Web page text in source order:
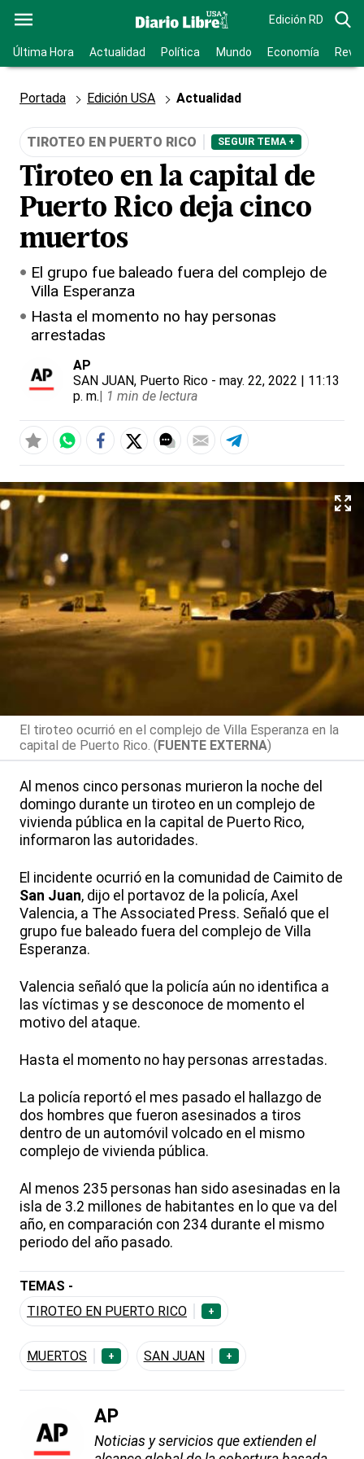
Edición RD
Última Hora Actualidad Política Mundo Economía
Portada Edición USA Actualidad
TIROTEO EN PUERTO RICO SEGUIR TEMA +
Tiroteo en la capital de
Puerto Rico deja cinco
muertos
El grupo fue baleado fuera del complejo de
Villa Esperanza
Hasta el momento no hay personas
arrestadas
AP
SAN JUAN, Puerto Rico - may. 22, 2022 | 11:13
p. m.| 1 min de lectura
El tiroteo ocurrió en el complejo de Villa Esperanza en la
capital de Puerto Rico. (FUENTE EXTERNA)
Al menos cinco personas murieron la noche del
domingo durante un tiroteo en un complejo de
vivienda pública en la capital de Puerto Rico,
informaron las autoridades.
El incidente ocurrió en la comunidad de Caimito de
San Juan, dijo el portavoz de la policía, Axel
Valencia, a The Associated Press. Señaló que el
grupo fue baleado fuera del complejo de Villa
Esperanza.
Valencia señaló que la policía aún no identifica a
las víctimas y se desconoce de momento el
motivo del ataque.
Hasta el momento no hay personas arrestadas.
La policía reportó el mes pasado el hallazgo de
dos hombres que fueron asesinados a tiros
dentro de un automóvil volcado en el mismo
complejo de vivienda pública.
Al menos 235 personas han sido asesinadas en la
isla de 3.2 millones de habitantes en lo que va del
año, en comparación con 234 durante el mismo
periodo del año pasado.
TEMAS -
TIROTEO EN PUERTO RICO
+
MUERTOS + SAN JUAN +
AP
Noticias y servicios que extienden el